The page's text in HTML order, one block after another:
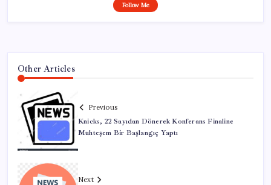
Follow Me
Other Articles
Previous
Knicks, 22 Sayıdan Dönerek Konferans Finaline
Muhteşem Bir Başlangıç Yaptı
Next